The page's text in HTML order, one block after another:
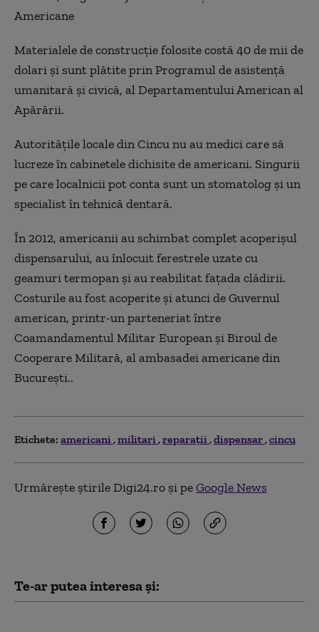
Americane
Materialele de construcţie folosite costă 40 de mii de
dolari şi sunt plătite prin Programul de asistenţă
umanitară şi civică, al Departamentului American al
Apărării.
Autorităţile locale din Cincu nu au medici care să
lucreze în cabinetele dichisite de americani. Singurii
pe care localnicii pot conta sunt un stomatolog şi un
specialist în tehnică dentară.
În 2012, americanii au schimbat complet acoperişul
dispensarului, au înlocuit ferestrele uzate cu
geamuri termopan şi au reabilitat faţada clădirii.
Costurile au fost acoperite şi atunci de Guvernul
american, printr-un parteneriat între
Coamandamentul Militar European şi Biroul de
Cooperare Militară, al ambasadei americane din
Bucureşti..
Etichete: americani militari reparaţii dispensar cincu
Urmărește știrile Digi24.ro și peGoogle News
Te-ar putea interesa și: